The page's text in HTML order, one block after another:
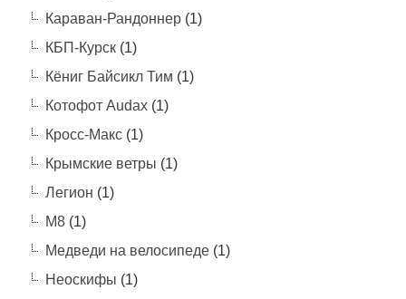
Караван-Рандоннер(1)
КБП-Курск(1)
Кёниг Байсикл Тим (1)
Котофот Audax(1)
Кросс-Макс(1)
Крымские ветры (1)
Легион (1)
М8(1)
Медведи на велосипеде(1)
Неоскифы (1)